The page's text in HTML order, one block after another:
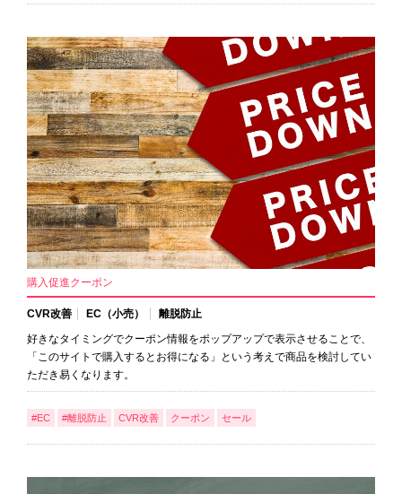
購入促進クーポン
CVR改善 EC（小売）
離脱防止
好きなタイミングでクーポン情報をポップアップで表示させることで、
「このサイトで購入するとお得になる」という考えで商品を検討してい
ただき易くなります。
#EC #離脱防止 CVR改善 クーポン セール